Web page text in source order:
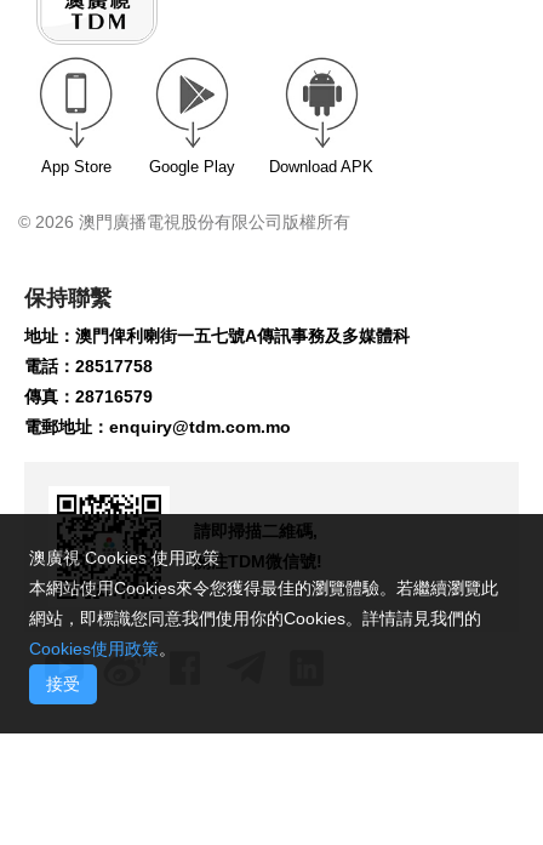
App Store Google Play Download APK
© 2026 澳門廣播電視股份有限公司版權所有
保持聯繫
地址：澳門俾利喇街一五七號A傳訊事務及多媒體科
電話：28517758
傳真：28716579
電郵地址： enquiry@tdm.com.mo
請即掃描二維碼,
關注TDM微信號!
澳廣視 Cookies 使用政策
本網站使用Cookies來令您獲得最佳的瀏覽體驗。若繼續瀏覽此
網站，即標識您同意我們使用你的Cookies。詳情請見我們的
Cookies使用政策。
接受